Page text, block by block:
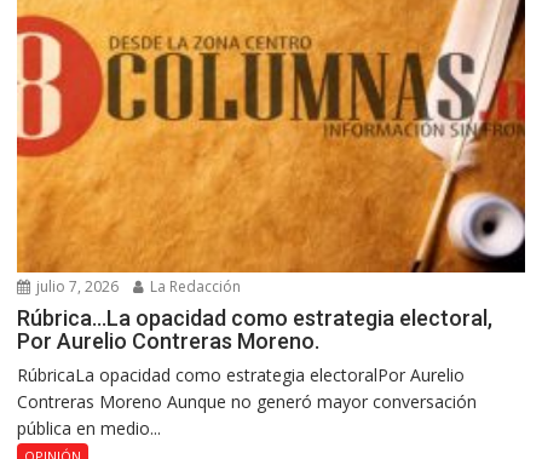
julio 7, 2026 La Redacción
Rúbrica…La opacidad como estrategia electoral,
Por Aurelio Contreras Moreno.
RúbricaLa opacidad como estrategia electoralPor Aurelio
Contreras Moreno Aunque no generó mayor conversación
pública en medio...